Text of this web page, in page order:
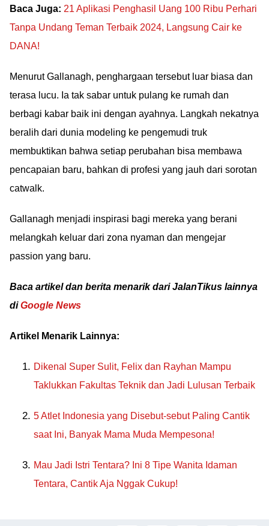
Baca Juga: 21 Aplikasi Penghasil Uang 100 Ribu Perhari
Tanpa Undang Teman Terbaik 2024, Langsung Cair ke
DANA!
Menurut Gallanagh, penghargaan tersebut luar biasa dan
terasa lucu. Ia tak sabar untuk pulang ke rumah dan
berbagi kabar baik ini dengan ayahnya. Langkah nekatnya
beralih dari dunia modeling ke pengemudi truk
membuktikan bahwa setiap perubahan bisa membawa
pencapaian baru, bahkan di profesi yang jauh dari sorotan
catwalk.
Gallanagh menjadi inspirasi bagi mereka yang berani
melangkah keluar dari zona nyaman dan mengejar
passion yang baru.
Baca artikel dan berita menarik dari JalanTikus lainnya
diGoogle News
Artikel Menarik Lainnya:
Dikenal Super Sulit, Felix dan Rayhan Mampu
Taklukkan Fakultas Teknik dan Jadi Lulusan Terbaik
5 Atlet Indonesia yang Disebut-sebut Paling Cantik
saat Ini, Banyak Mama Muda Mempesona!
Mau Jadi Istri Tentara? Ini 8 Tipe Wanita Idaman
Tentara, Cantik Aja Nggak Cukup!